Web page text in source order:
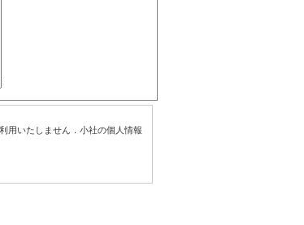
用いたしません．小社の個人情報